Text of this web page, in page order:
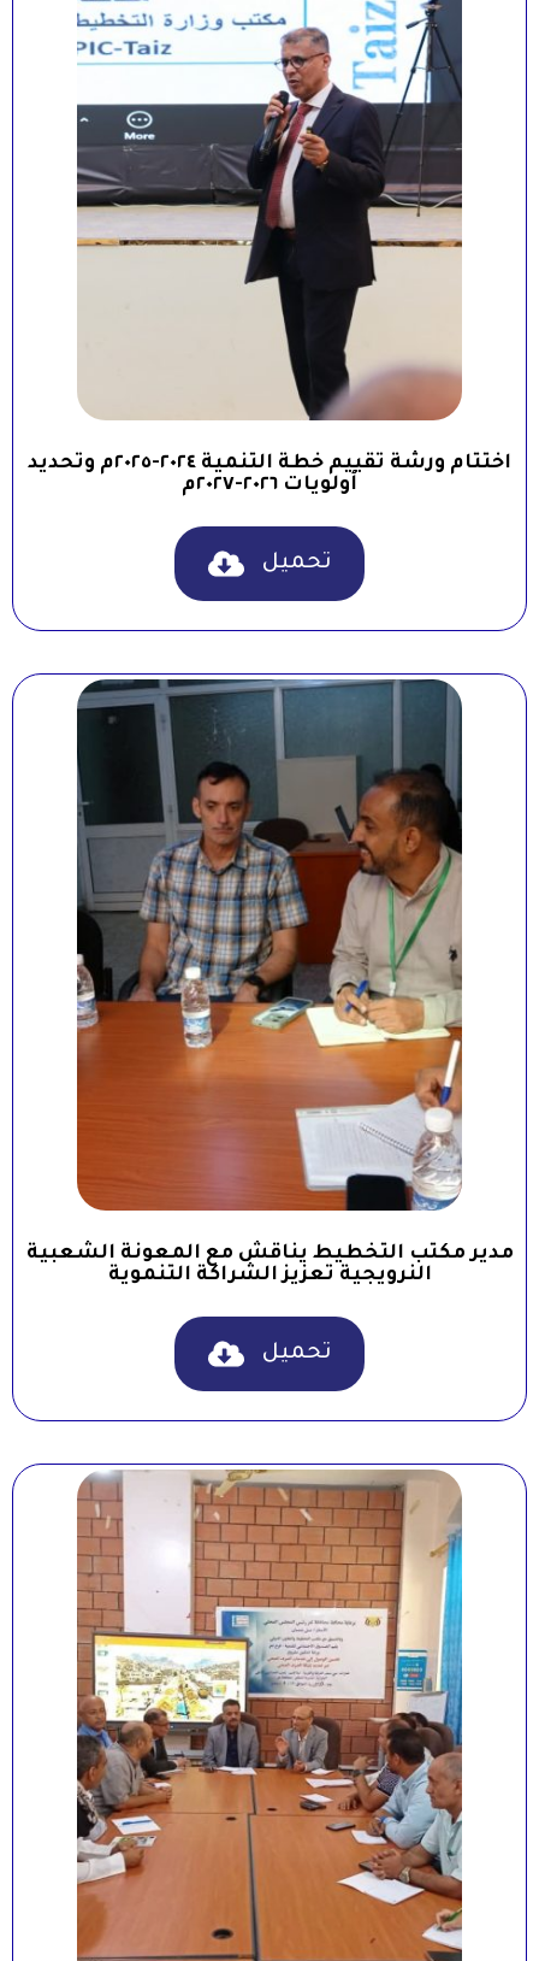
اختتام ورشة تقييم خطة التنمية ٢٠٢٤-٢٠٢٥م وتحديد
أولويات ٢٠٢٦-٢٠٢٧م
تحميل
مدير مكتب التخطيط يناقش مع المعونة الشعبية
النرويجية تعزيز الشراكة التنموية
تحميل